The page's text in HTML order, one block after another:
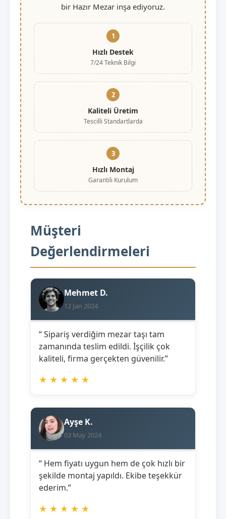
bir Hazır Mezar inşa ediyoruz.
1
Hızlı Destek
7/24 Teknik Bilgi
2
Kaliteli Üretim
Tescilli Standartlarda
3
Hızlı Montaj
Garantili Kurulum
Müşteri
Değerlendirmeleri
Mehmet D.
12 Jan 2024
“ Sipariş verdiğim mezar taşı tam
zamanında teslim edildi. İşçilik çok
kaliteli, firma gerçekten güvenilir.”
★ ★ ★ ★ ★
Ayşe K.
03 May 2024
“ Hem fiyatı uygun hem de çok hızlı bir
şekilde montaj yapıldı. Ekibe teşekkür
ederim.”
★ ★ ★ ★ ★